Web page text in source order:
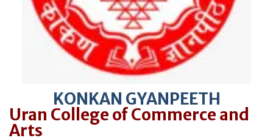
KONKAN GYANPEETH